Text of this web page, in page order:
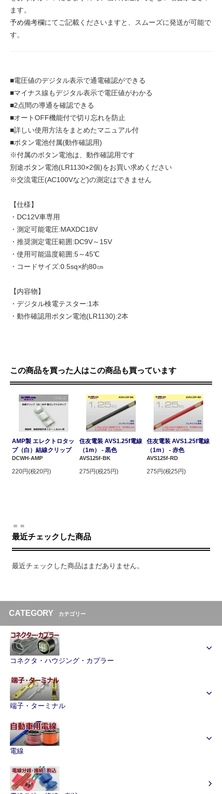
ます。
予め備考欄にてご記載くださいますと、スムーズに発送が可能で
す。
■電圧値のデジタル表示で通電確認ができる
■マイナス線もデジタル表示で電圧値がわかる
■2点間の導通を確認できる
■オートOFF機能付で切り忘れを防止
■詳しい使用方法をまとめたマニュアル付
■ボタン電池付属(動作確認用)
※付属のボタン電池は、動作確認用です
別途ボタン電池(LR1130×2個)をお買い求めください
※交流電圧(AC100Vなど)の測定はできません
【仕様】
・DC12V車専用
・測定可能電圧:MAXDC18V
・推奨測定電圧範囲:DC9V～15V
・使用可能温度範囲:5～45℃
・コードサイズ:0.5sq×約80㎝
【内容物】
・デジタル検電テスター:1本
・動作確認用ボタン電池(LR1130):2本
この商品を買った人はこの商品も買っています
AMP製 エレクトロタッ
プ（白）結線クリップ
DCWH-AMP
220円(税20円)
住友電装 AVS1.25f電線
（1m） - 黒色
AVS125f-BK
275円(税25円)
住友電装 AVS1.25f電線
（1m） - 赤色
AVS125f-RD
275円(税25円)
＝＝
最近チェックした商品
最近チェックした商品はまだありません。
CATEGORY カテゴリー
コネクタ・ハウジング・カプラー
端子・ターミナル
電線